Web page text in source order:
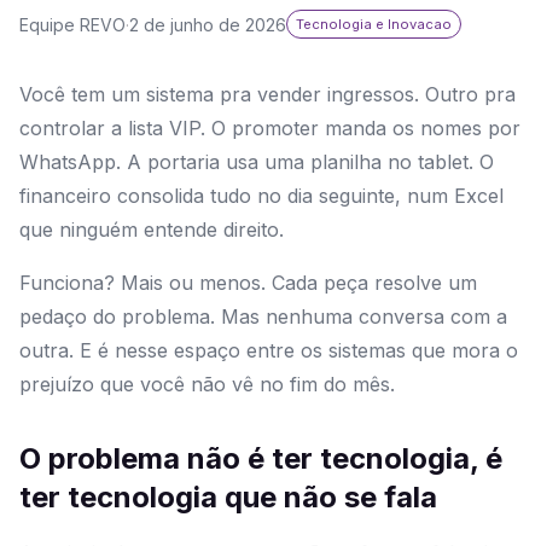
Equipe REVO·2 de junho de 2026 Tecnologia e Inovacao
Você tem um sistema pra vender ingressos. Outro pra
controlar a lista VIP. O promoter manda os nomes por
WhatsApp. A portaria usa uma planilha no tablet. O
financeiro consolida tudo no dia seguinte, num Excel
que ninguém entende direito.
Funciona? Mais ou menos. Cada peça resolve um
pedaço do problema. Mas nenhuma conversa com a
outra. E é nesse espaço entre os sistemas que mora o
prejuízo que você não vê no fim do mês.
O problema não é ter tecnologia, é
ter tecnologia que não se fala